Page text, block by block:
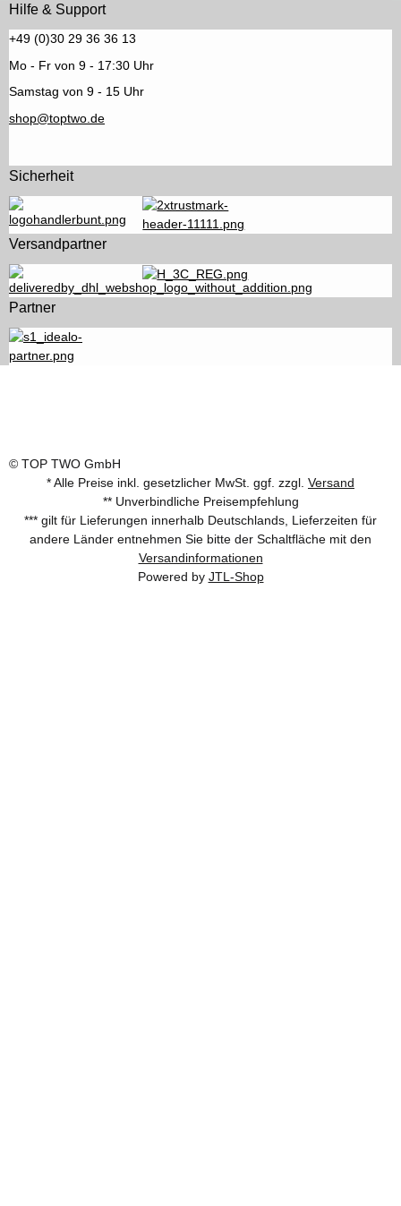
Hilfe & Support
+49 (0)30 29 36 36 13
Mo - Fr von 9 - 17:30 Uhr
Samstag von 9 - 15 Uhr
shop@toptwo.de
Sicherheit
Versandpartner
Partner
© TOP TWO GmbH
* Alle Preise inkl. gesetzlicher MwSt. ggf. zzgl. Versand
** Unverbindliche Preisempfehlung
*** gilt für Lieferungen innerhalb Deutschlands, Lieferzeiten für
andere Länder entnehmen Sie bitte der Schaltfläche mit den
Versandinformationen
Powered by JTL-Shop